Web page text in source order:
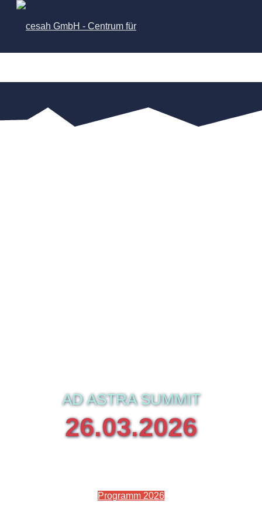
AD ASTRA SUMMIT
26.03.2026
Programm 2026